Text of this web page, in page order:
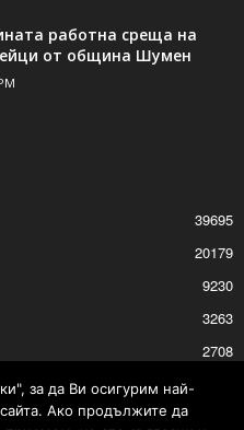
работна среща на
от община Шумен
39695
20179
9230
3263
2708
за да Ви осигурим най-
Ако продължите да